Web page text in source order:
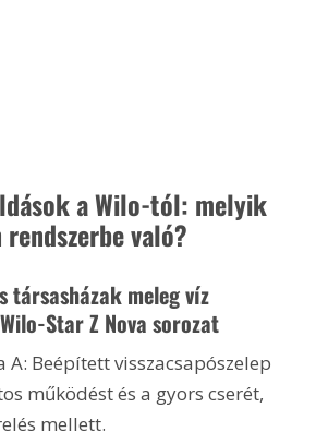
a Wilo-tól: melyik
való?
társasházak meleg víz
Star Z Nova sorozat
A: Beépített visszacsapószelep
működést és a gyors cserét,
mellett.